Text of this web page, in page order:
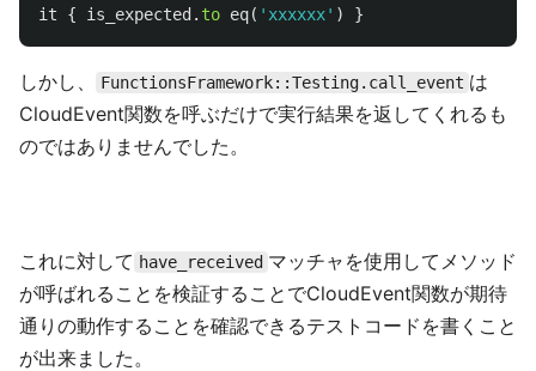
it
{ is_expected . to eq( 'xxxxxx' ) }
しかし、 FunctionsFramework::Testing.call_event は
CloudEvent関数を呼ぶだけで実行結果を返してくれるも
のではありませんでした。
これに対して have_received マッチャを使用してメソッド
が呼ばれることを検証することでCloudEvent関数が期待
通りの動作することを確認できるテストコードを書くこと
が出来ました。